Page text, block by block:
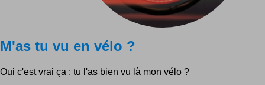
M'as tu vu en vélo ?
Oui c'est vrai ça : tu l'as bien vu là mon vélo ?